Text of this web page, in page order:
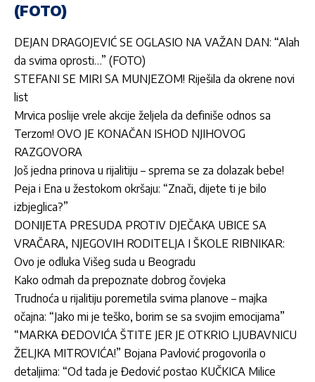
(FOTO)
DEJAN DRAGOJEVIĆ SE OGLASIO NA VAŽAN DAN: “Alah
da svima oprosti…” (FOTO)
STEFANI SE MIRI SA MUNJEZOM! Riješila da okrene novi
list
Mrvica poslije vrele akcije željela da definiše odnos sa
Terzom! OVO JE KONAČAN ISHOD NJIHOVOG
RAZGOVORA
Još jedna prinova u rijalitiju – sprema se za dolazak bebe!
Peja i Ena u žestokom okršaju: “Znači, dijete ti je bilo
izbjeglica?”
DONIJETA PRESUDA PROTIV DJEČAKA UBICE SA
VRAČARA, NJEGOVIH RODITELJA I ŠKOLE RIBNIKAR:
Ovo je odluka Višeg suda u Beogradu
Kako odmah da prepoznate dobrog čovjeka
Trudnoća u rijalitiju poremetila svima planove – majka
očajna: “Jako mi je teško, borim se sa svojim emocijama”
“MARKA ĐEDOVIĆA ŠTITE JER JE OTKRIO LJUBAVNICU
ŽELJKA MITROVIĆA!” Bojana Pavlović progovorila o
detaljima: “Od tada je Đedović postao KUČKICA Milice